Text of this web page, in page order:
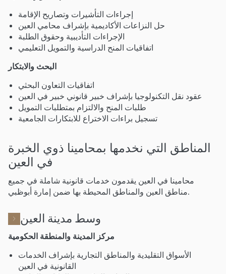
إجراءات التأشيرات وتصاريح الإقامة
حل النزاعات الأكاديمية بإشراف محامي العين
الإجراءات التأديبية وحقوق الطلبة
اتفاقيات المنح الدراسية والتمويل التعليمي
البحث والابتكار
اتفاقيات التعاون البحثي
عقود نقل التكنولوجيا بإشراف خبير قانوني خبير في العين
طلبات المنح والالتزام بمتطلبات التمويل
تسجيل براءات الاختراع للابتكارات الجامعية
المناطق التي نخدمها بمحامينا ذوي الخبرة
في العين
محامينا في العين يقدمون خدمات قانونية شاملة في جميع
مناطق العين والمناطق المحيطة بها ضمن إمارة أبوظبي.
وسط مدينة العين
مركز المدينة والمنطقة الحكومية
الأسواق التقليدية والمناطق التجارية بإشراف الخدمات
القانونية في العين